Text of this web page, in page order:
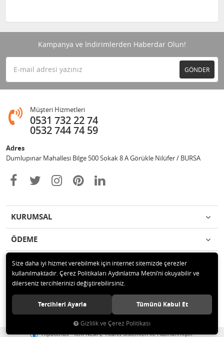
Kampanya ve İndirimlerden Haberdar Olun!
GÖNDER
Müşteri Hizmetleri
0531 732 22 74
0532 744 74 59
Adres
Dumlupınar Mahallesi Bilge 500 Sokak 8 A Görükle Nilüfer / BURSA
KURUMSAL
ÖDEME
İLETİŞİM
© 2020 MAG OTOMOTİV Tüm hakları saklıdır.
Hipotenüs Yeni Nesil E-Ticaret Sistemleri ile Hazırlanmıştır.
Size daha iyi hizmet verebilmek için internet sitemizde çerezler
kullanılmaktadır. Çerez Politikaları Aydınlatma Metni’ni okuyabilir ve
dilerseniz tercihlerinizi değiştirebilirsiniz.
Tercihleri Ayarla Tümünü Kabul Et
Gizlilik ve Çerez Politikası